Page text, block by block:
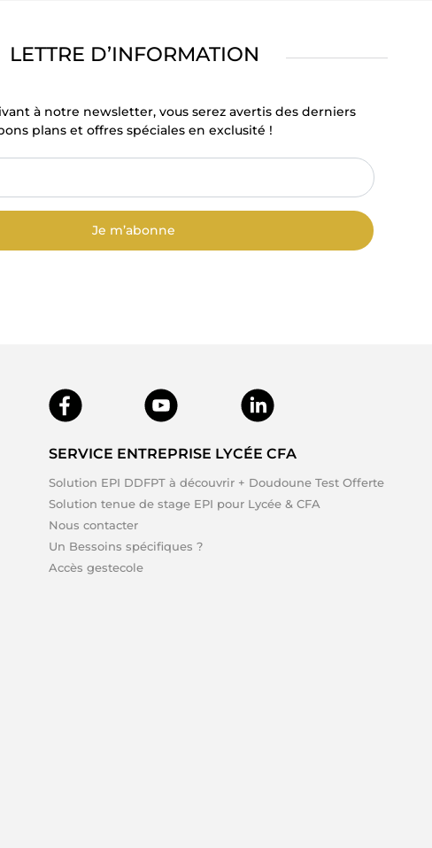
LETTRE D’INFORMATION
à notre newsletter, vous serez avertis des derniers
plans et offres spéciales en exclusité !
Je m’abonne
SERVICE ENTREPRISE LYCÉE CFA
Solution EPI DDFPT à découvrir + Doudoune Test Offerte
Solution tenue de stage EPI pour Lycée & CFA
Nous contacter
Un Bessoins spécifiques ?
Accès gestecole